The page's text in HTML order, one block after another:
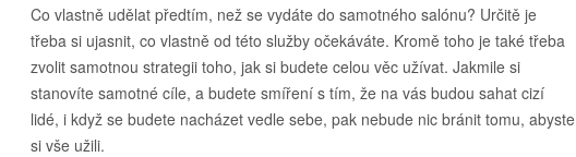
Co vlastně udělat předtím, než se vydáte do samotného salónu? Určitě je
třeba si ujasnit, co vlastně od této služby očekáváte. Kromě toho je také třeba
zvolit samotnou strategii toho, jak si budete celou věc užívat. Jakmile si
stanovíte samotné cíle, a budete smíření s tím, že na vás budou sahat cizí
lidé, i když se budete nacházet vedle sebe, pak nebude nic bránit tomu, abyste
si vše užili.